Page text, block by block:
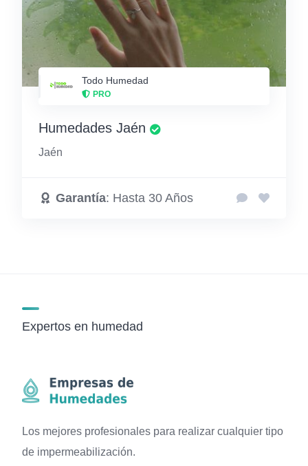
Todo Humedad
PRO
Humedades Jaén
Jaén
Garantía: Hasta 30 Años
Expertos en humedad
Los mejores profesionales para realizar cualquier tipo
de impermeabilización.